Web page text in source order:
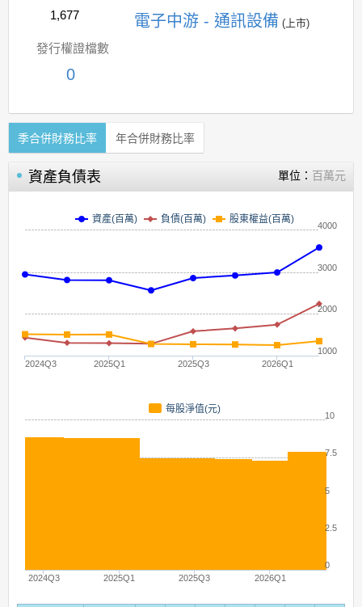
1,677
電子中游 - 通訊設備 (上市)
發行權證檔數
0
季合併財務比率 年合併財務比率
資產負債表 單位： 百萬元
資產(百萬) 負債(百萬) 股東權益(百萬)
2024Q3 2025Q1 2025Q3 2026Q1
1000
2000
3000
4000
每股淨值(元)
2024Q3 2025Q1 2025Q3 2026Q1
0
2.5
5
7.5
10